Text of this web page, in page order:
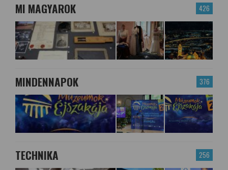
426
MI MAGYAROK
376
MINDENNAPOK
256
TECHNIKA